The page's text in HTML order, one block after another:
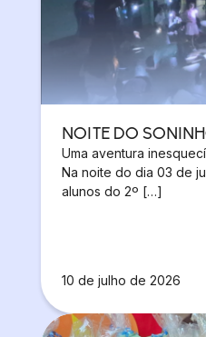
NOITE DO
Uma aventura
Na noite do dia 03 de
alunos do 2º […]
10 de julho de 2026